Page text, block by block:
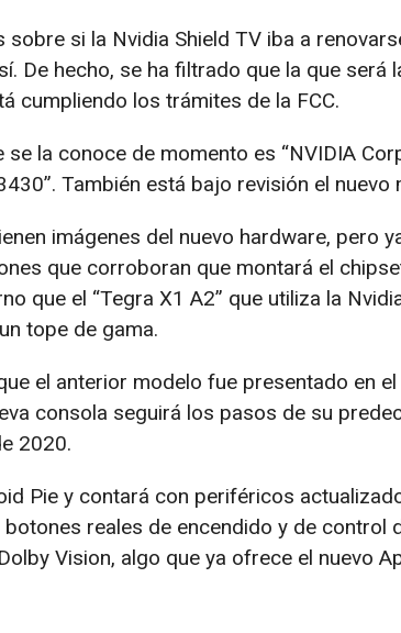
sobre si la Nvidia Shield TV iba a
De hecho, se ha filtrado que la que será
cumpliendo los trámites de la FCC.
se la conoce de momento es “NVIDIA
También está bajo revisión el nuevo
imágenes del nuevo hardware, pero
que corroboran que montará el
que el “Tegra X1 A2” que utiliza la
tope de gama.
el anterior modelo fue presentado en
consola seguirá los pasos de su
2020.
Pie y contará con periféricos
reales de encendido y de control
Vision, algo que ya ofrece el nuevo